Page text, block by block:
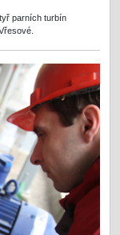
parních turbín